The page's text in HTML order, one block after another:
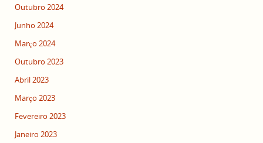
Outubro 2024
Junho 2024
Março 2024
Outubro 2023
Abril 2023
Março 2023
Fevereiro 2023
Janeiro 2023